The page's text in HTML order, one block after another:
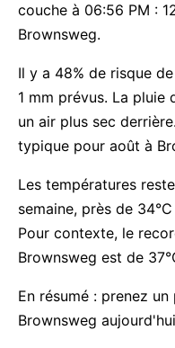
couche à 06:56 PM :
Brownsweg.
Il y a 48% de risque
1 mm prévus. La pluie
un air plus sec
typique pour août à
Les températures
semaine, près de
Pour contexte, le
Brownsweg est de
En résumé : prenez
Brownsweg